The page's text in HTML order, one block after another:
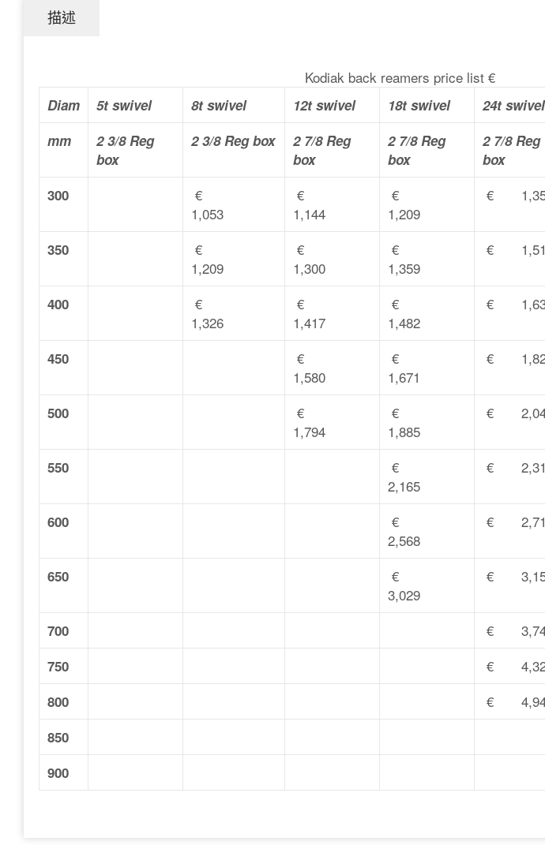
描述
Kodiak back reamers price list €
Diam 5t swivel 8t swivel 12t swivel 18t swivel 24t swivel
mm
2 3/8 Reg
box
2 3/8 Reg box
2 7/8 Reg
box
2 7/8 Reg
box
2 7/8 Reg
box
300
€
1,053
€
1,144
€
1,209
€
350
€
1,209
€
1,300
€
1,359
€
400
€
1,326
€
1,417
€
1,482
€
450
€
1,580
€
1,671
€
500
€
1,794
€
1,885
€
550
€
2,165
€
600
€
2,568
€
650
€
3,029
€
700 €
750 €
800 €
850
900